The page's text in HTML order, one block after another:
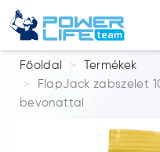
Főoldal
Termékek
FlapJack zabszelet
bevonattal